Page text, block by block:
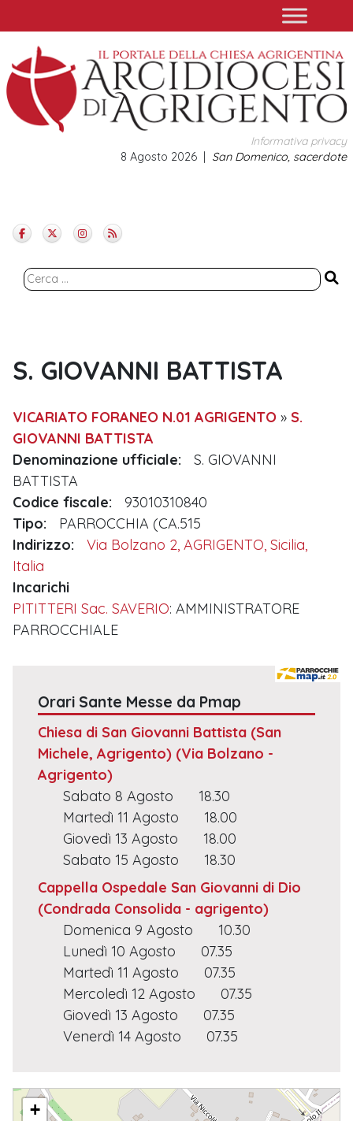
to
content
Informativa privacy
San Domenico, sacerdote
8 Agosto 2026
Ricerca
S. GIOVANNI BATTISTA
VICARIATO FORANEO N.01 AGRIGENTO » S.
GIOVANNI BATTISTA
Denominazione ufficiale:
S. GIOVANNI
BATTISTA
Codice fiscale:
93010310840
Tipo:
PARROCCHIA (CA.515
Indirizzo:
Via Bolzano 2, AGRIGENTO, Sicilia,
Italia
Incarichi
PITITTERI Sac. SAVERIO: AMMINISTRATORE
PARROCCHIALE
Orari Sante Messe da Pmap
Chiesa di San Giovanni Battista (San
Michele, Agrigento) (Via Bolzano -
Agrigento)
Sabato 8 Agosto
18.30
Martedì 11 Agosto
18.00
Giovedì 13 Agosto
18.00
Sabato 15 Agosto
18.30
Cappella Ospedale San Giovanni di Dio
(Condrada Consolida - agrigento)
Domenica 9 Agosto
10.30
Lunedì 10 Agosto
07.35
Martedì 11 Agosto
07.35
Mercoledì 12 Agosto
07.35
Giovedì 13 Agosto
07.35
Venerdì 14 Agosto
07.35
S. GIOVANNI BATTISTA
+